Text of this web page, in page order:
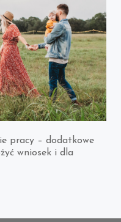
pracy – dodatkowe
wniosek i dla